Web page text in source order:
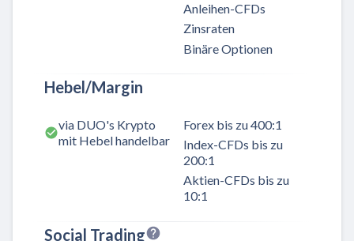
Anleihen-CFDs
Zinsraten
Binäre Optionen
Hebel/Margin
via DUO's Krypto
mit Hebel handelbar
Forex bis zu 400:1
Index-CFDs bis zu
200:1
Aktien-CFDs bis zu
10:1
Social Trading